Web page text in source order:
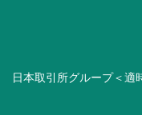
日本取引所グループ＜適